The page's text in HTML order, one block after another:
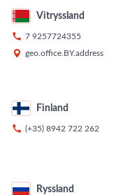
Vitryssland
 7 9257724355
 geo.office.BY.address
Finland
 (+35) 8942 722 262
Ryssland